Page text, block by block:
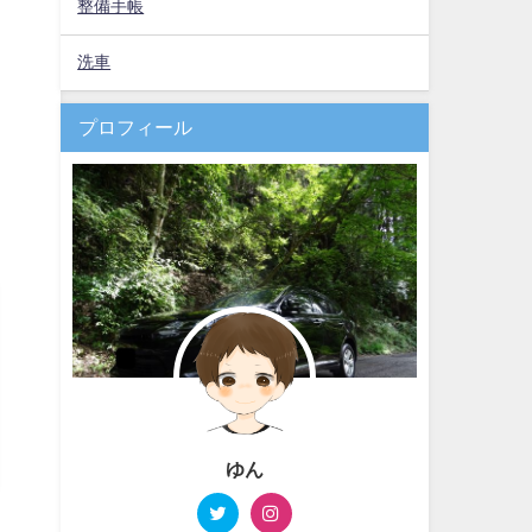
整備手帳
洗車
プロフィール
ゆん